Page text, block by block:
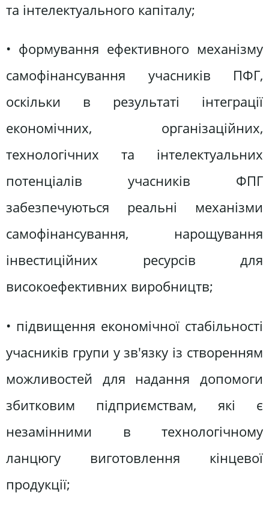
та інтелектуального капіталу;
• формування ефективного механізму
самофінансування учасників ПФГ,
оскільки в результаті інтеграції
економічних, організаційних,
технологічних та інтелектуальних
потенціалів учасників ФПГ
забезпечуються реальні механізми
самофінансування, нарощування
інвестиційних ресурсів для
високоефективних виробництв;
• підвищення економічної стабільності
учасників групи у зв'язку із створенням
можливостей для надання допомоги
збитковим підприємствам, які є
незамінними в технологічному
ланцюгу виготовлення кінцевої
продукції;